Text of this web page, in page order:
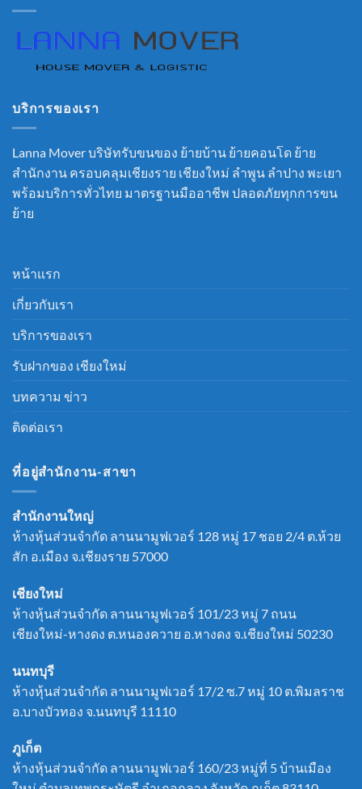
บริการของเรา
Lanna Mover บริษัทรับขนของ ย้ายบ้าน ย้ายคอนโด ย้าย
สำนักงาน ครอบคลุมเชียงราย เชียงใหม่ ลำพูน ลำปาง พะเยา
พร้อมบริการทั่วไทย มาตรฐานมืออาชีพ ปลอดภัยทุกการขน
ย้าย
หน้าแรก
เกี่ยวกับเรา
บริการของเรา
รับฝากของ เชียงใหม่
บทความ ข่าว
ติดต่อเรา
ที่อยู่สำนักงาน-สาขา
สำนักงานใหญ่
ห้างหุ้นส่วนจำกัด ลานนามูฟเวอร์ 128 หมู่ 17 ชอย 2/4 ต.ห้วย
สัก อ.เมือง จ.เชียงราย 57000
เชียงใหม่
ห้างหุ้นส่วนจำกัด ลานนามูฟเวอร์ 101/23 หมู่ 7 ถนน
เชียงใหม่-หางดง ต.หนองควาย อ.หางดง จ.เชียงใหม่ 50230
นนทบุรี
ห้างหุ้นส่วนจำกัด ลานนามูฟเวอร์ 17/2 ซ.7 หมู่ 10 ต.พิมลราช
อ.บางบัวทอง จ.นนทบุรี 11110
ภูเก็ต
ห้างหุ้นส่วนจำกัด ลานนามูฟเวอร์ 160/23 หมู่ที่ 5 บ้านเมือง